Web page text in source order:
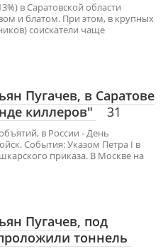
в Саратовской области
и блатом. При этом, в крупных
соискатели чаще
Пугачев, в Саратове
киллеров"
31
в России - День
События: Указом Петра I в
приказа. В Москве на
Пугачев, под
тоннель